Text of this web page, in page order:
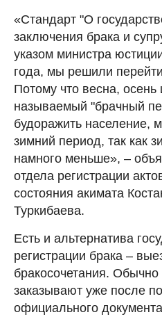
«Стандарт "О
заключения брака и
указом министра
года, мы решили
Потому что весна, осень
называемый "брачный
будоражить население,
зимний период, так как
намного меньше», –
отдела регистрации
состояния акимата
Туркибаева.
Есть и альтернатива
регистрации брака –
бракосочетания.
заказывают уже после
официального